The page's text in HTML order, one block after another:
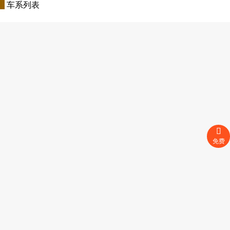
车系列表
免费